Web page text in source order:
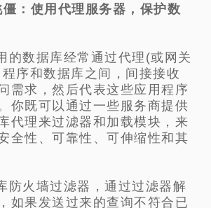
：使用代理服务器，保护数
的数据库经常通过代理(或网关
序和数据库之间，间接接收
需求，然后代表这些应用程序
你既可以通过一些服务商提供
代理来过滤器和加载模块，来
全性、可靠性、可伸缩性和其
防火墙过滤器，通过过滤器解
如果发送过来的查询不符合已